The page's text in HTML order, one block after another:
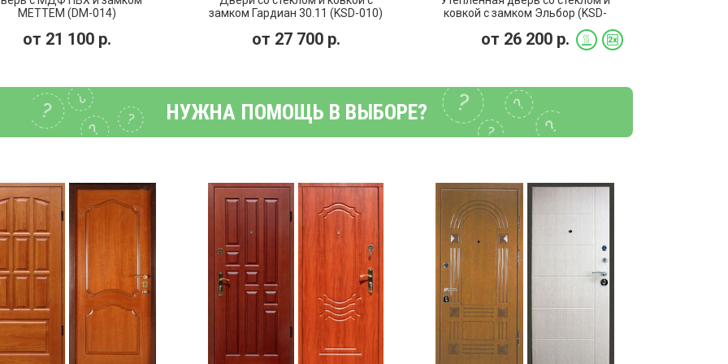
МЕТТЕМ (DM-014)
от 21 100р.
замком Гардиан 30.11 (KSD-010)
от 27 700р.
ковкой с замком Эльбор (KSD-
от 26 200р.
НУЖНА ПОМОЩЬ В ВЫБОРЕ?